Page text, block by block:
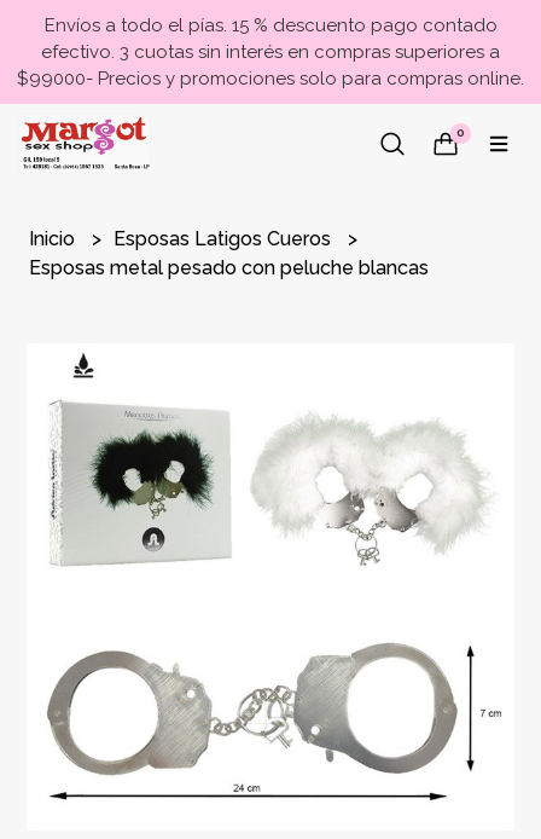
Envíos a todo el pías. 15 % descuento pago contado
efectivo. 3 cuotas sin interés en compras superiores a
$99000- Precios y promociones solo para compras online.
0
Inicio
Esposas Latigos Cueros
Esposas metal pesado con peluche blancas